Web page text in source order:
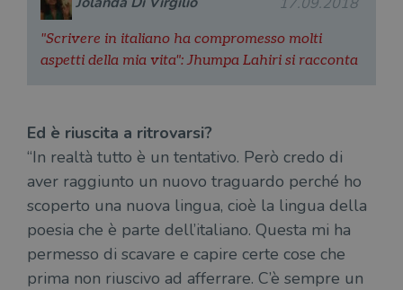
"Scrivere in italiano ha compromesso molti
aspetti della mia vita": Jhumpa Lahiri si racconta
Ed è riuscita a ritrovarsi?
“In realtà tutto è un tentativo. Però credo di
aver raggiunto un nuovo traguardo perché ho
scoperto una nuova lingua, cioè la lingua della
poesia che è parte dell’italiano. Questa mi ha
permesso di scavare e capire certe cose che
prima non riuscivo ad afferrare. C’è sempre un